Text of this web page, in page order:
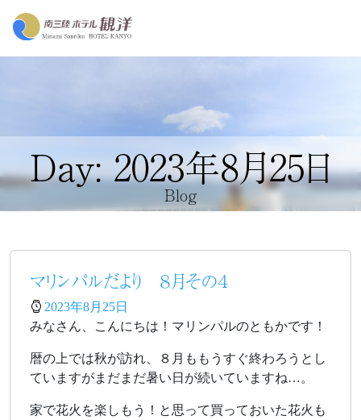
Day: 2023年8月25日
Blog
マリンパルだより ８月その４
2023年8月25日
みなさん、こんにちは！マリンパルのともかです！
暦の上では秋が訪れ、８月ももうすぐ終わろうとし
ていますがまだまだ暑い日が続いていますね…。
家で花火を楽しもう！と思って買っておいた花火も